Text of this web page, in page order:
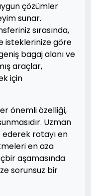
çözümler
sunar.
sırasında,
isteklerinize göre
bagaj alanı ve
araçlar,
için
önemli özelliği,
Uzman
rotayı en
en aza
aşamasında
sorunsuz bir